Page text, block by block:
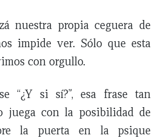
nuestra propia ceguera de
impide ver. Sólo que esta
con orgullo.
“¿Y si sí?”, esa frase tan
juega con la posibilidad de
la puerta en la psique